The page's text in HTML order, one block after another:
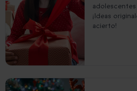
¡Ideas
acierto!